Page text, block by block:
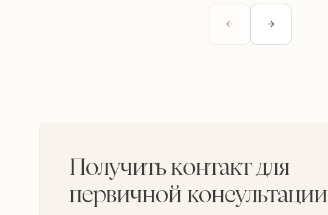
Получить контакт для
первичной консультации